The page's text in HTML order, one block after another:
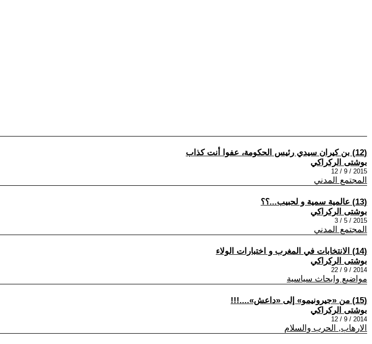
(12) بن كيران سيدي رئيس الحكومة، عفوا أنت كذاب
بوشتى الركراكي
2015 / 9 / 12
المجتمع المدني
(13) عالمية سمية و لحبيب...؟؟
بوشتى الركراكي
2015 / 5 / 3
المجتمع المدني
(14) الانتخابات في المغرب و اختبارات الولاء
بوشتى الركراكي
2014 / 9 / 22
مواضيع وابحاث سياسية
(15) من «جيرونيمو» إلى «داعش»....!!!
بوشتى الركراكي
2014 / 9 / 12
الارهاب, الحرب والسلام